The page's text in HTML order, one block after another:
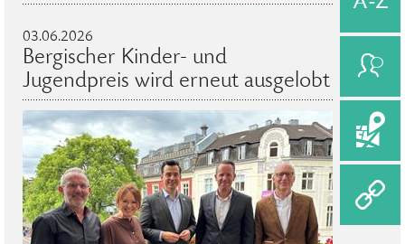
03.06.2026
Bergischer Kinder- und
Jugendpreis wird erneut ausgelobt